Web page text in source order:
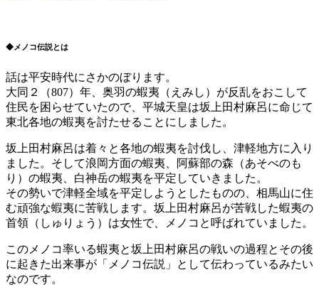
◆メノコ伝説とは
話は平安時代にさかのぼります。
大同２（807）年、奥羽の蝦夷（えみし）が反乱をおこして
住民を困らせていたので、平城天皇は坂上田村麻呂に命じて
東北各地の蝦夷を討たせることにしました。
坂上田村麻呂は着々と各地の蝦夷を討伐し、津軽地方に入り
ました。そして浪岡方面の蝦夷、阿蘇部の森（あそべのも
り）の蝦夷、白神岳の蝦夷を平定していきました。
その勢いで津軽全域を平定しようとしたものの、相馬山に住
む頑強な蝦夷に苦戦します。坂上田村麻呂が苦戦した蝦夷の
首領（しゅりょう）は女性で、メノコと呼ばれていました。
このメノコ率いる蝦夷と坂上田村麻呂の戦いの過程とその後
に起きた出来事が「メノコ伝説」として伝わっているみたい
なのです。